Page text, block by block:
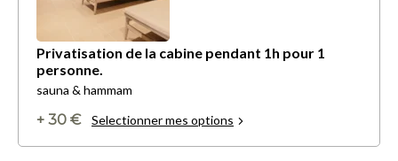
Privatisation de la cabine pendant 1h pour 1
personne.
sauna & hammam
+ 30 € Selectionner mes options